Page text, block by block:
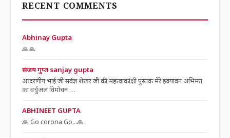
RECENT COMMENTS
Abhinay Gupta
🙏🙏
संजय गुप्त sanjay gupta
आदरणीय भाई जी सर्वज्ञ शेखर जी की महत्वाकांक्षी पुस्तक मेरे इक्यावन अभिमत
का वर्चुअल विमोचन …
ABHINEET GUPTA
🙏 Go corona Go...🙏